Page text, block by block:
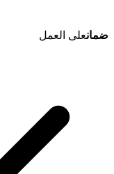
ضمانعلى العمل